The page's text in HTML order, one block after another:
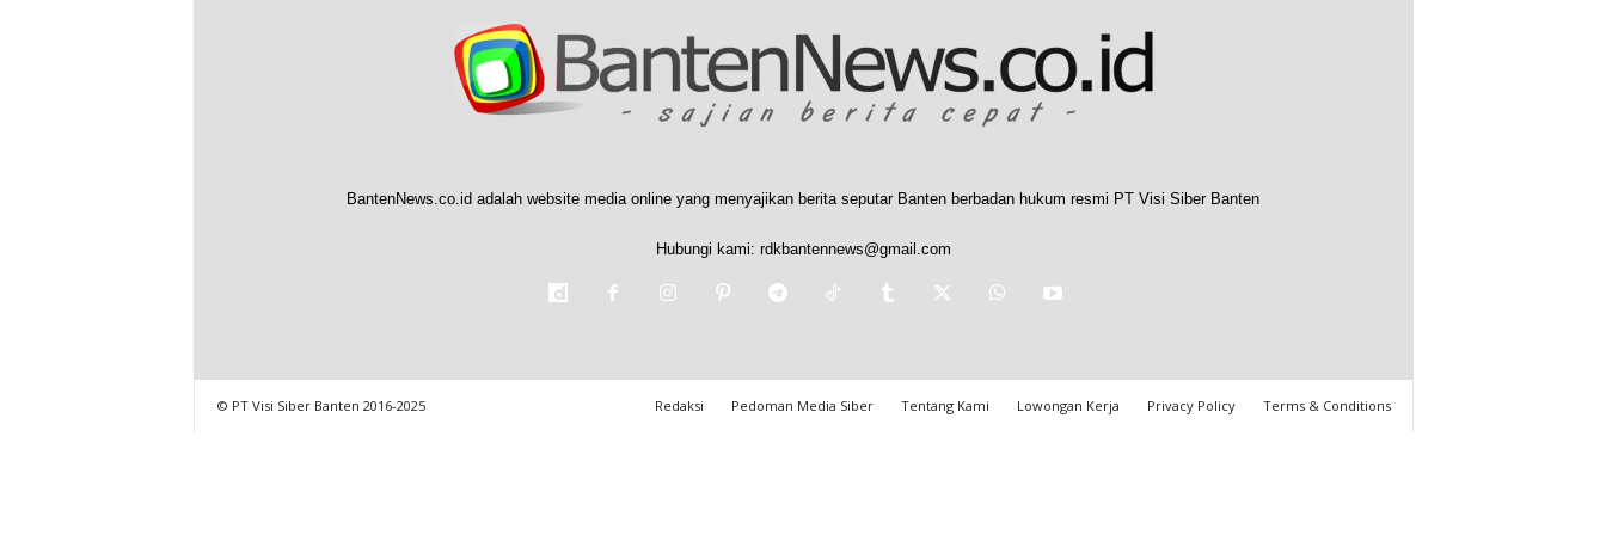
BantenNews.co.id adalah website media online yang menyajikan berita seputar Banten berbadan hukum resmi PT Visi Siber Banten
Hubungi kami: rdkbantennews@gmail.com
Redaksi Pedoman Media Siber Tentang Kami Lowongan Kerja Privacy Policy Terms & Conditions
© PT Visi Siber Banten 2016-2025